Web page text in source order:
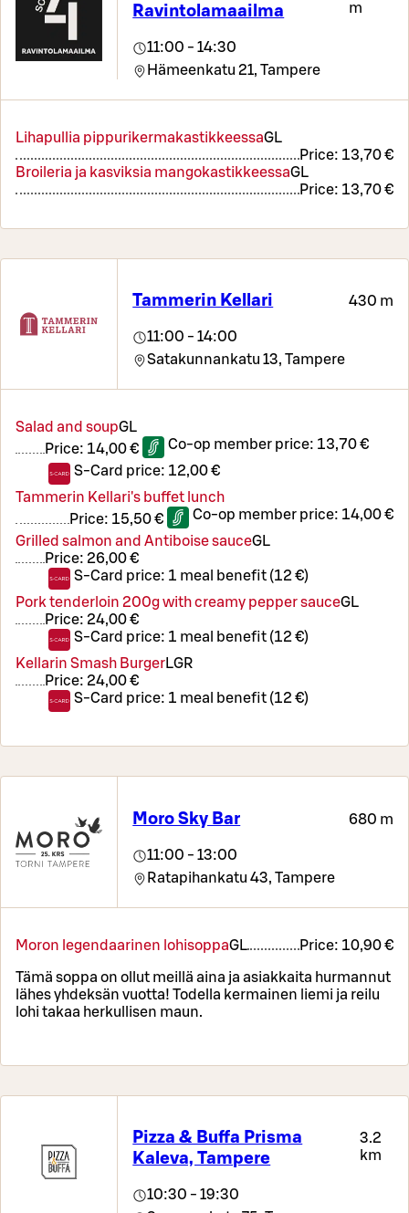
Ravintolamaailma
m
11:00 - 14:30
Hämeenkatu 21, Tampere
Lihapullia pippurikermakastikkeessaGL
Price: 13,70 €
Broileria ja kasviksia mangokastikkeessaGL
Price: 13,70 €
Tammerin Kellari 430 m
11:00 - 14:00
Satakunnankatu 13, Tampere
Salad and soupGL
Price: 14,00 € Co-op member price: 13,70 €
S-Card price: 12,00 €
Tammerin Kellari's buffet lunch
Price: 15,50 € Co-op member price: 14,00 €
Grilled salmon and Antiboise sauceGL
Price: 26,00 €
S-Card price: 1 meal benefit (12 €)
Pork tenderloin 200g with creamy pepper sauceGL
Price: 24,00 €
S-Card price: 1 meal benefit (12 €)
Kellarin Smash BurgerLGR
Price: 24,00 €
S-Card price: 1 meal benefit (12 €)
Moro Sky Bar 680 m
11:00 - 13:00
Ratapihankatu 43, Tampere
Moron legendaarinen lohisoppaGL Price: 10,90 €
Tämä soppa on ollut meillä aina ja asiakkaita hurmannut
lähes yhdeksän vuotta! Todella kermainen liemi ja reilu
lohi takaa herkullisen maun.
Pizza & Buffa Prisma
Kaleva, Tampere
3.2
km
10:30 - 19:30